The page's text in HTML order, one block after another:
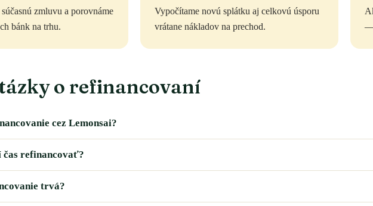
zmluvu a porovnáme
bánk na trhu.
Vypočítame novú splátku aj celkovú úsporu
vrátane nákladov na prechod.
—
o refinancovaní
cez Lemonsai?
čas refinancovať?
trvá?